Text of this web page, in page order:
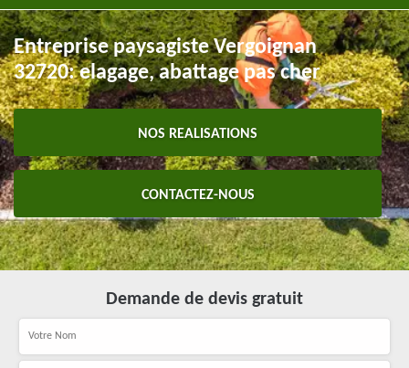
Entreprise paysagiste Vergoignan
32720: elagage, abattage pas cher
NOS REALISATIONS
CONTACTEZ-NOUS
Demande de devis gratuit